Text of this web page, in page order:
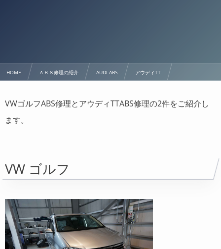
HOME ＡＢＳ修理の紹介 AUDI ABS アウディTT
VWゴルフABS修理とアウディTTABS修理の2件をご紹介し
ます。
VW ゴルフ